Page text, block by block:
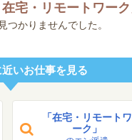
在宅・リモートワーク
つかりませんでした。
いお仕事を見る
「在宅・リモートワ
ーク」